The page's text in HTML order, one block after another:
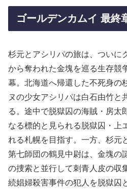
ゴールデンカムイ 最終
杉元とアシリパの旅は、ついに
から奪われた金塊を巡る生存競
幕。北海道へ帰還した不死身の
ヌの少女アシリパは白石由竹と
る。途中で脱獄囚の海賊・房太
なる標的と見られる脱獄囚・上
れる札幌を目指す。一方、杉元
第七師団の鶴見中尉は、金塊の
の捜索と並行して刺青人皮の収
続娼婦殺害事件の犯人を脱獄囚